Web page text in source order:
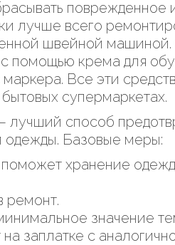
поврежденное
лучше всего
швейной машиной.
помощью крема для
Все эти
супермаркетах.
лучший способ
одежды. Базовые меры:
хранение
ремонт.
значение
заплатке с